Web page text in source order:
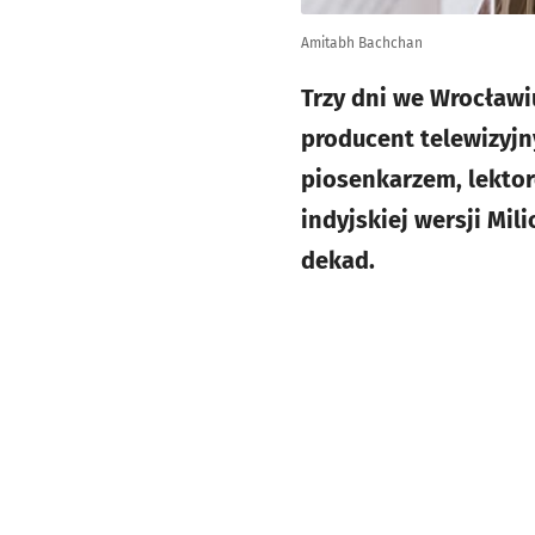
Amitabh Bachchan
Trzy dni we
producent
piosenkarzem,
indyjskiej wersji
dekad.